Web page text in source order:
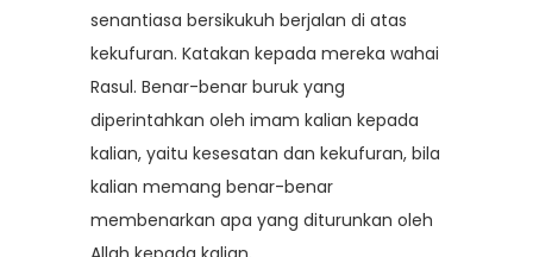
senantiasa bersikukuh berjalan di atas
kekufuran. Katakan kepada mereka wahai
Rasul. Benar-benar buruk yang
diperintahkan oleh imam kalian kepada
kalian, yaitu kesesatan dan kekufuran, bila
kalian memang benar-benar
membenarkan apa yang diturunkan oleh